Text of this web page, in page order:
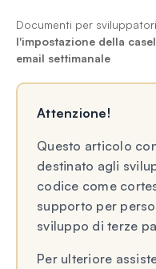
Documenti per sviluppatori
l'impostazione della
email settimanale
Attenzione!
Questo articolo
destinato agli
codice come
supporto per
sviluppo di terze
Per ulteriore